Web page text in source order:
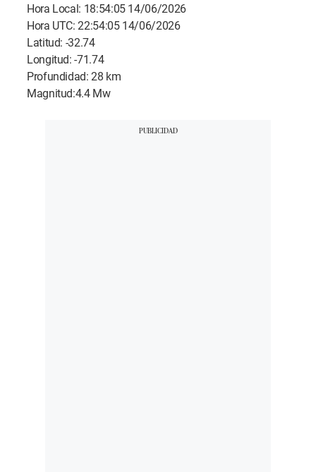
Hora Local: 18:54:05 14/06/2026
Hora UTC: 22:54:05 14/06/2026
Latitud: -32.74
Longitud: -71.74
Profundidad: 28 km
Magnitud:4.4 Mw